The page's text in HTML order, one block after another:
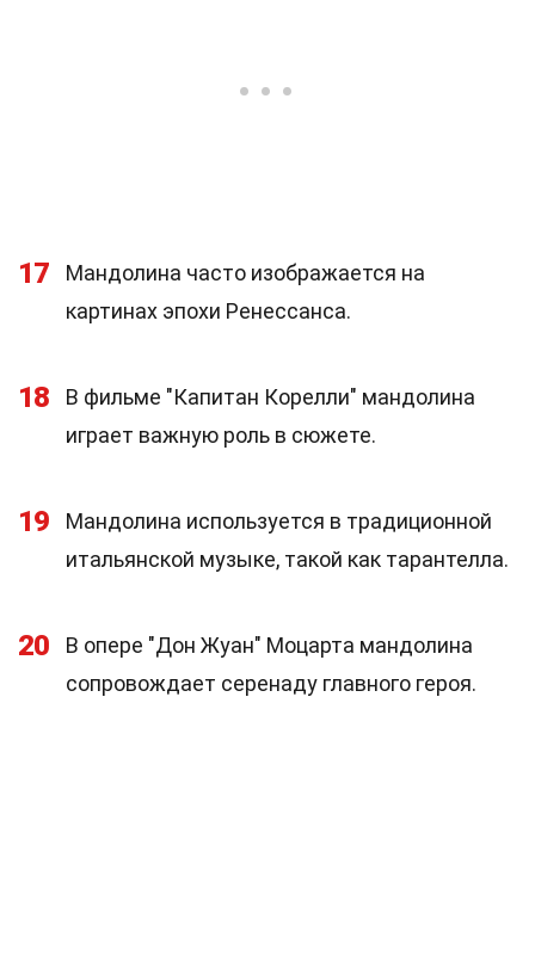
17
Мандолина часто изображается на
картинах эпохи Ренессанса.
18
В фильме "Капитан Корелли" мандолина
играет важную роль в сюжете.
19
Мандолина используется в традиционной
итальянской музыке, такой как тарантелла.
20
В опере "Дон Жуан" Моцарта мандолина
сопровождает серенаду главного героя.